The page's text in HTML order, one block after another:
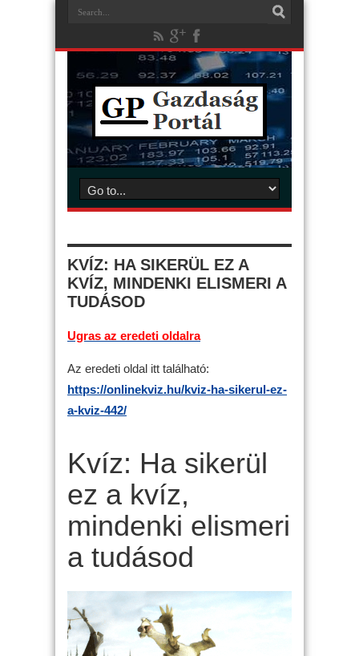
KVÍZ: HA SIKERÜL EZ A
KVÍZ, MINDENKI ELISMERI A
TUDÁSOD
Ugras az eredeti oldalra
Az eredeti oldal itt található:
https://onlinekviz.hu/kviz-ha-sikerul-ez-
a-kviz-442/
Kvíz: Ha sikerül
ez a kvíz,
mindenki elismeri
a tudásod